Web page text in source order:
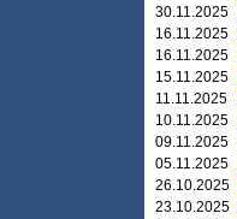
30.11.2025
16.11.2025
16.11.2025
15.11.2025
11.11.2025
10.11.2025
09.11.2025
05.11.2025
26.10.2025
23.10.2025